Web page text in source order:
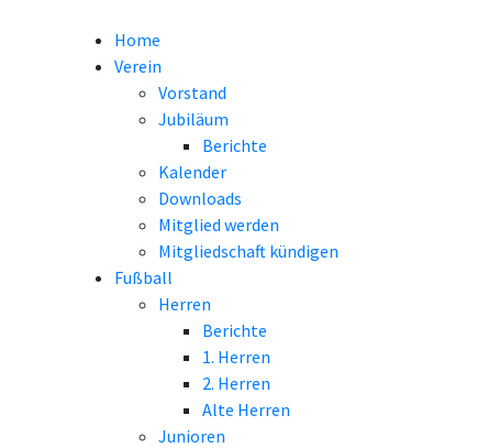
Home
Verein
Vorstand
Jubiläum
Berichte
Kalender
Downloads
Mitglied werden
Mitgliedschaft kündigen
Fußball
Herren
Berichte
1. Herren
2. Herren
Alte Herren
Junioren